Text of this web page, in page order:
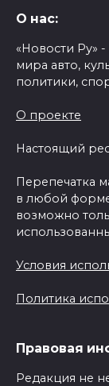
О нас:
«Новости Ру»
мира авто,
политики,
О проекте
Настоящий
Перепечатка
в любой
возможно
Условия
Политика
Правовая
Редакция не